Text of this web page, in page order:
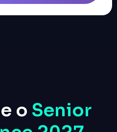
o Senior